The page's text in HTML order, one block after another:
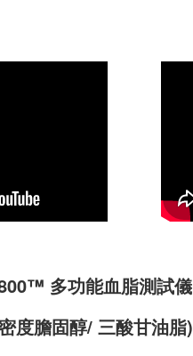
多功能血脂測試儀
度膽固醇/ 三酸甘油脂)